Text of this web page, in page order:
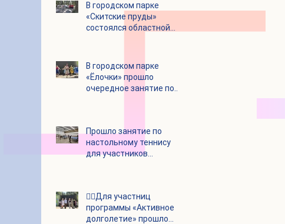
настольными играми
В городском парке
«Скитские пруды»
состоялся областной
В городском парке
«Ёлочки» прошло
очередное занятие по
Прошло занятие по
настольному теннису
для участников
👯‍♀️Для участниц
программы «Активное
долголетие» прошло